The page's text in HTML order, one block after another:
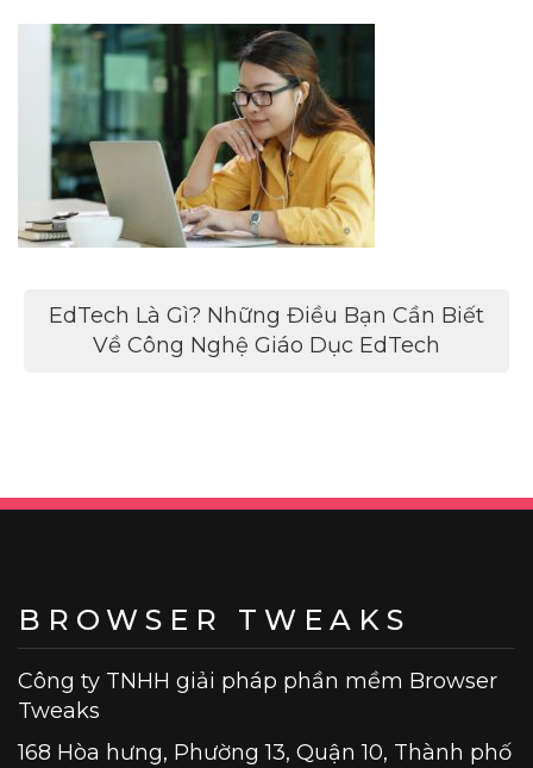
Điều
hướng
EdTech Là Gì? Những Điều Bạn Cần Biết
Về Công Nghệ Giáo Dục EdTech
BROWSER TWEAKS
Công ty TNHH giải pháp phần mềm Browser
Tweaks
168 Hòa hưng, Phường 13, Quận 10, Thành phố